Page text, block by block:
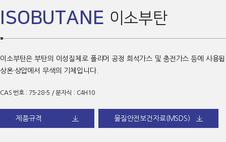
ISOBUTANE 이소부탄
이소부탄은 부탄의 이성질체로 폴리머 공정 희석가스 및 충전가스 등에 사용
상온·상압에서 무색의 기체입니다.
CAS 번호 : 75-28-5 / 분자식 : C4H10
제품규격 물질안전보건자료(MSDS)